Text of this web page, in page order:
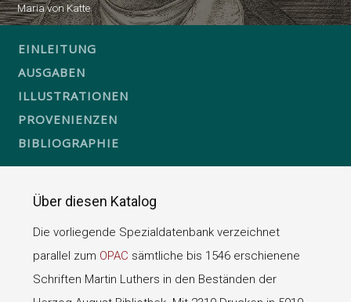
Maria von Katte
EINLEITUNG
AUSGABEN
ILLUSTRATIONEN
PROVENIENZEN
BIBLIOGRAPHIE
Über diesen Katalog
Die vorliegende Spezialdatenbank verzeichnet
parallel zum OPAC sämtliche bis 1546 erschienene
Schriften Martin Luthers in den Beständen der